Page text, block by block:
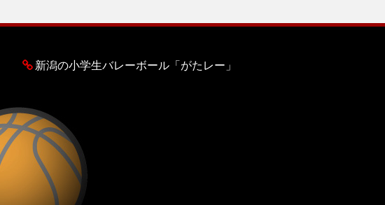
新潟の小学生バレーボール「がたレー」